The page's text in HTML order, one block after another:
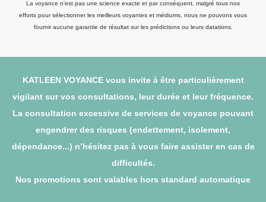
La voyance n'est pas une science exacte et par conséquent, malgré tous nos
efforts pour sélectionner les meilleurs voyantes et médiums, nous ne pouvons vous
fournir aucune garantie de résultat sur les prédictions ou leurs datations.
KATLEEN VOYANCE vous invite à être particulièrement
vigilant sur vos consultations, leur durée et leur fréquence.
La consultation excessive de services de voyance pouvant
engendrer des risques (endettement, isolement,
dépendance...) n’hésitez pas à vous faire assister en cas de
difficultés.
Nos promotions sont valables hors standard automatique